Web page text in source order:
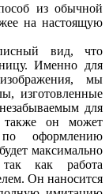
из обычной
на настоящую
вид, что
Именно для
мы
изготовленные
для
он может
оформлению
максимально
как работа
Он наносится